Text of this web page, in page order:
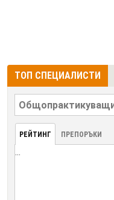
ТОП СПЕЦИАЛИСТИ
РЕЙТИНГ ПРЕПОРЪКИ
...